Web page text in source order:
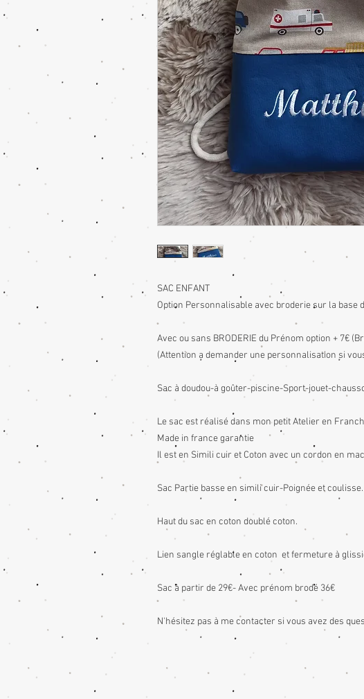
SAC ENFANT
Option Personnalisable avec broderie sur la base
Avec ou sans BRODERIE du Prénom option + 7€
(Attention a demander une personnalisation si
Sac à doudou-à goûter-piscine-Sport-jouet-
Le sac est réalisé dans mon petit Atelier en
Made in france garantie
Il est en Simili cuir et Coton avec un cordon en
Sac Partie basse en simili cuir-Poignée et coulisse.
Haut du sac en coton doublé coton.
Lien sangle réglable en coton et fermeture à
Sac à partir de 29€- Avec prénom brodé 36€
N'hésitez pas à me contacter si vous avez des